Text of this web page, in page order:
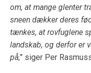
om, at mange glenter
sneen dækker deres
tænkes, at rovfuglene
landskab, og derfor er
på," siger Per